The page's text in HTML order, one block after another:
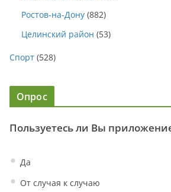
Ростов-на-Дону (882)
Целинский район (53)
Спорт (528)
Опрос
Пользуетесь ли Вы
Да
От случая к случаю